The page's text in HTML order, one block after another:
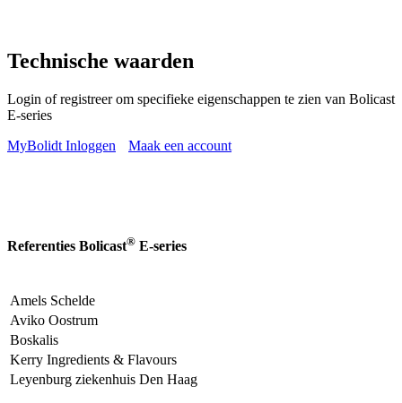
Technische waarden
Login of registreer om specifieke eigenschappen te zien van Bolicast
E-series
MyBolidt Inloggen
Maak een account
Referenties Bolicast® E-series
Amels Schelde
Aviko Oostrum
Boskalis
Kerry Ingredients & Flavours
Leyenburg ziekenhuis Den Haag